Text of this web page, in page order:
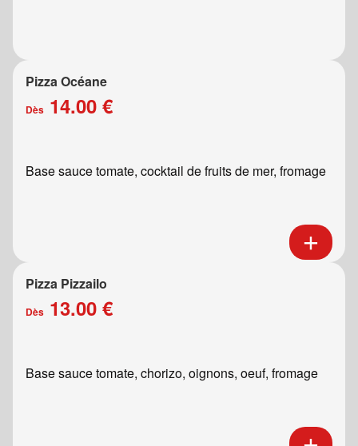
Pizza Océane
Dès 14.00 €
Base sauce tomate, cocktail de fruits de mer, fromage
Pizza Pizzailo
Dès 13.00 €
Base sauce tomate, chorizo, oignons, oeuf, fromage